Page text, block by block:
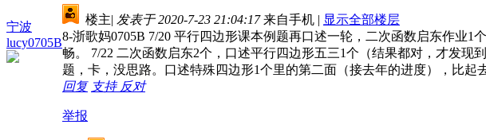
宁波
lucy0705B
楼主| 发表于 2020-7-23 21:04:17 来自手机 | 显示全部楼层
8-浙歌妈0705B 7/20 平行四边形课本例题再口述一轮，二次函数启东作业
畅。 7/22 二次函数启东2个，口述平行四边形五三1个（结果都对，才发
题，卡，没思路。口述特殊四边形1个里的第二面（接去年的进度），比起
回复 支持 反对
举报